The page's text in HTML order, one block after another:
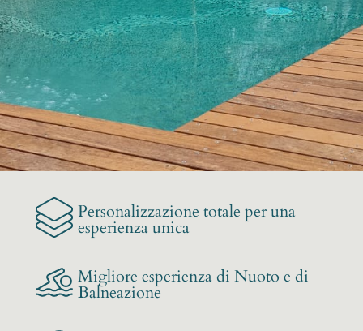
Personalizzazione totale per una
esperienza unica
Migliore esperienza di Nuoto e di
Balneazione